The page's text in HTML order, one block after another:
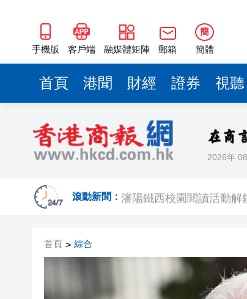
手機版 客戶端 融媒體矩陣 郵箱
簡
簡體
首頁 港聞 財經 證券 視聽
2026年
滾動新聞：
閩粵贛三地漢樂藝術家齊
黎智英案｜吳良好：依法
50餘位頂尖專家共話時代
梁振英率港區全國政協委
2025年海南儋州以舊換新
瀋陽鐵西校園閱讀活動解
50餘位頂尖專家共話時代
海南澄邁文儒煥新升級
首頁 > 綜合